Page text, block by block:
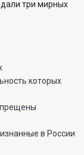
три мирных
которых
в России